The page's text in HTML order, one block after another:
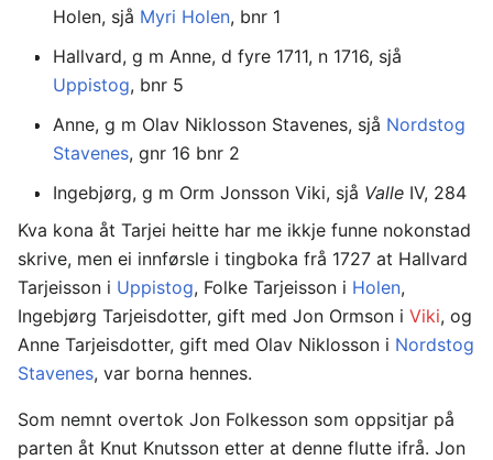
Holen, sjå Myri Holen, bnr 1
Hallvard, g m Anne, d fyre 1711, n 1716, sjå
Uppistog, bnr 5
Anne, g m Olav Niklosson Stavenes, sjå Nordstog
Stavenes, gnr 16 bnr 2
Ingebjørg, g m Orm Jonsson Viki, sjå Valle IV, 284
Kva kona åt Tarjei heitte har me ikkje funne nokonstad
skrive, men ei innførsle i tingboka frå 1727 at Hallvard
Tarjeisson i Uppistog, Folke Tarjeisson i Holen,
Ingebjørg Tarjeisdotter, gift med Jon Ormson i Viki, og
Anne Tarjeisdotter, gift med Olav Niklosson i Nordstog
Stavenes, var borna hennes.
Som nemnt overtok Jon Folkesson som oppsitjar på
parten åt Knut Knutsson etter at denne flutte ifrå. Jon